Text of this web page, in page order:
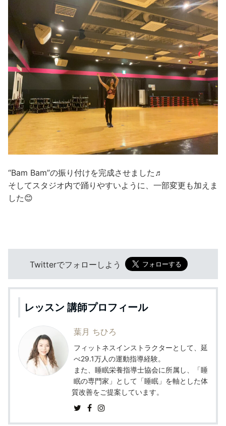
“Bam Bam”の振り付けを完成させました♬
そしてスタジオ内で踊りやすいように、一部変更も加えま
した😊
Twitterでフォローしよう
レッスン 講師プロフィール
葉月 ちひろ
フィットネスインストラクターとして、延
べ29.1万人の運動指導経験。
また、睡眠栄養指導士協会に所属し、「睡
眠の専門家」として「睡眠」を軸とした体
質改善をご提案しています。